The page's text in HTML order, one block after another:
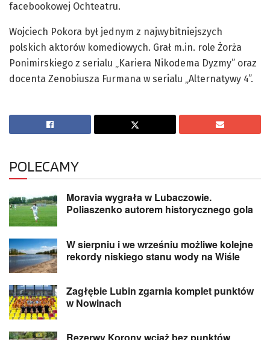
facebookowej Ochteatru.
Wojciech Pokora był jednym z najwybitniejszych
polskich aktorów komediowych. Grał m.in. role Żorża
Ponimirskiego z serialu „Kariera Nikodema Dyzmy” oraz
docenta Zenobiusza Furmana w serialu „Alternatywy 4”.
POLECAMY
Moravia wygrała w Lubaczowie.
Poliaszenko autorem historycznego gola
W sierpniu i we wrześniu możliwe kolejne
rekordy niskiego stanu wody na Wiśle
Zagłębie Lubin zgarnia komplet punktów
w Nowinach